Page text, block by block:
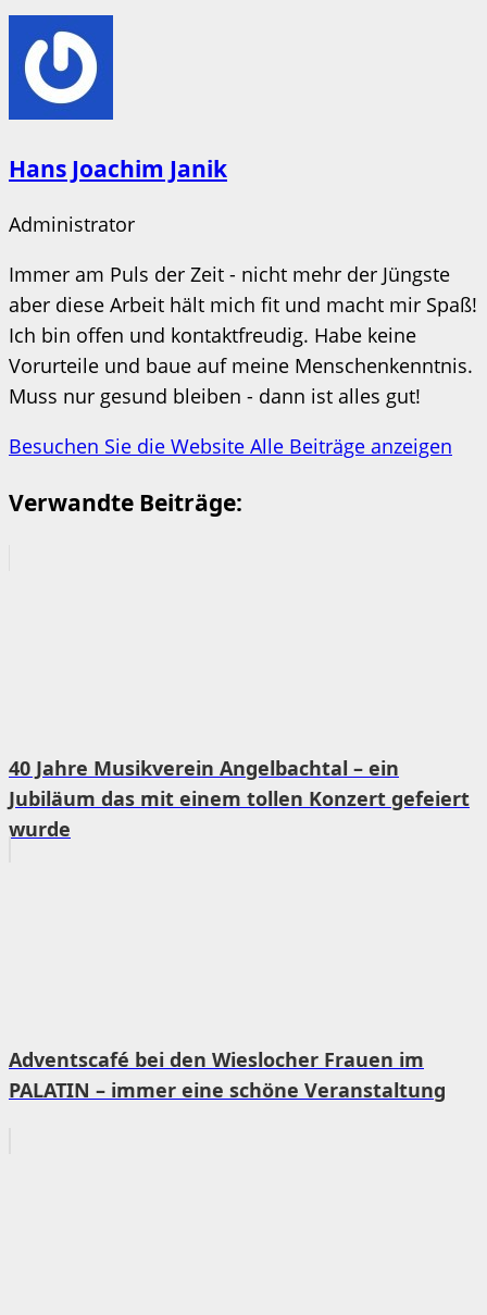
Hans Joachim Janik
Administrator
Immer am Puls der Zeit - nicht mehr der Jüngste
aber diese Arbeit hält mich fit und macht mir Spaß!
Ich bin offen und kontaktfreudig. Habe keine
Vorurteile und baue auf meine Menschenkenntnis.
Muss nur gesund bleiben - dann ist alles gut!
Besuchen Sie die Website Alle Beiträge anzeigen
Verwandte Beiträge:
40 Jahre Musikverein Angelbachtal – ein
Jubiläum das mit einem tollen Konzert gefeiert
wurde
Adventscafé bei den Wieslocher Frauen im
PALATIN – immer eine schöne Veranstaltung